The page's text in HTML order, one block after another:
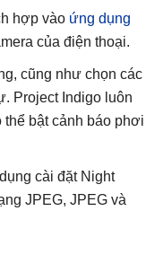
hợp vào ứng dụng
của điện thoại.
cũng như chọn các
Project Indigo luôn
bật cảnh báo phơi
cài đặt Night
JPEG, JPEG và